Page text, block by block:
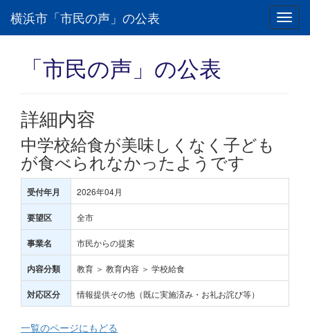
横浜市「市民の声」の公表
「市民の声」の公表
詳細内容
中学校給食が美味しくなく子ども
が食べられなかったようです
受付年月 2026年04月
要望区 全市
事業名 市民からの提案
内容分類 教育 ＞ 教育内容 ＞ 学校給食
対応区分 情報提供その他（既に実施済み・お礼お詫び等）
一覧のページにもどる